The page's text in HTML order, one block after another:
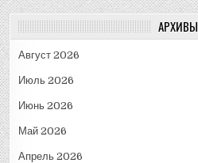
АРХИВЫ
Август 2026
Июль 2026
Июнь 2026
Май 2026
Апрель 2026